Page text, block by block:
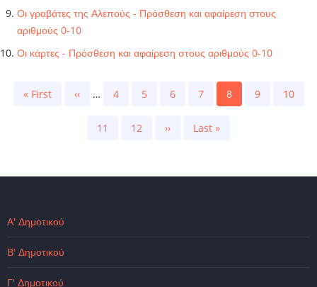
Οι γραβάτες της Αλεπούς - Πρόσθεση και αφαίρεση στους
αριθμούς 0-10
Οι κάρτες - Πρόσθεση και αφαίρεση στους αριθμούς 0-10
First
« First
Previous
‹‹ … Page
4 Page
5 Page
6 Page
7
Current
8 Page
9 Page
10
Page
11 Page
12
Next
››
Last
Last »
Α' Δημοτικού
Β' Δημοτικού
Γ' Δημοτικού